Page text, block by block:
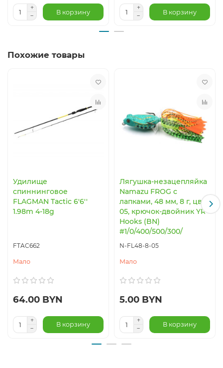
В корзину В корзину
Похожие товары
Удилище
спиннинговое
FLAGMAN Tactic 6'6''
1.98m 4-18g
FTAC662
Мало
64.00 BYN
В корзину
Лягушка-незацепляйка
Namazu FROG с
лапками, 48 мм, 8 г, цвет
05, крючок-двойник YR
Hooks (BN)
#1/0/400/500/300/
N-FL48-8-05
Мало
5.00 BYN
В корзину